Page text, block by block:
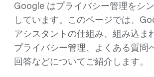
Google は​プライバシー管理を​シ
しています。​この​ページでは、​
アシスタントの​仕組み、​組み込ま
プライバシー管理、​よく​ある​質問
回答などに​ついて​ご紹介します。